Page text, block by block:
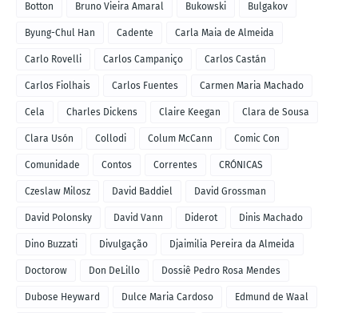
Botton Bruno Vieira Amaral Bukowski Bulgakov
Byung-Chul Han Cadente Carla Maia de Almeida
Carlo Rovelli Carlos Campaniço Carlos Castán
Carlos Fiolhais Carlos Fuentes Carmen Maria Machado
Cela Charles Dickens Claire Keegan Clara de Sousa
Clara Usón Collodi Colum McCann Comic Con
Comunidade Contos Correntes CRÓNICAS
Czeslaw Milosz David Baddiel David Grossman
David Polonsky David Vann Diderot Dinis Machado
Dino Buzzati Divulgação Djaimilia Pereira da Almeida
Doctorow Don DeLillo Dossiê Pedro Rosa Mendes
Dubose Heyward Dulce Maria Cardoso Edmund de Waal